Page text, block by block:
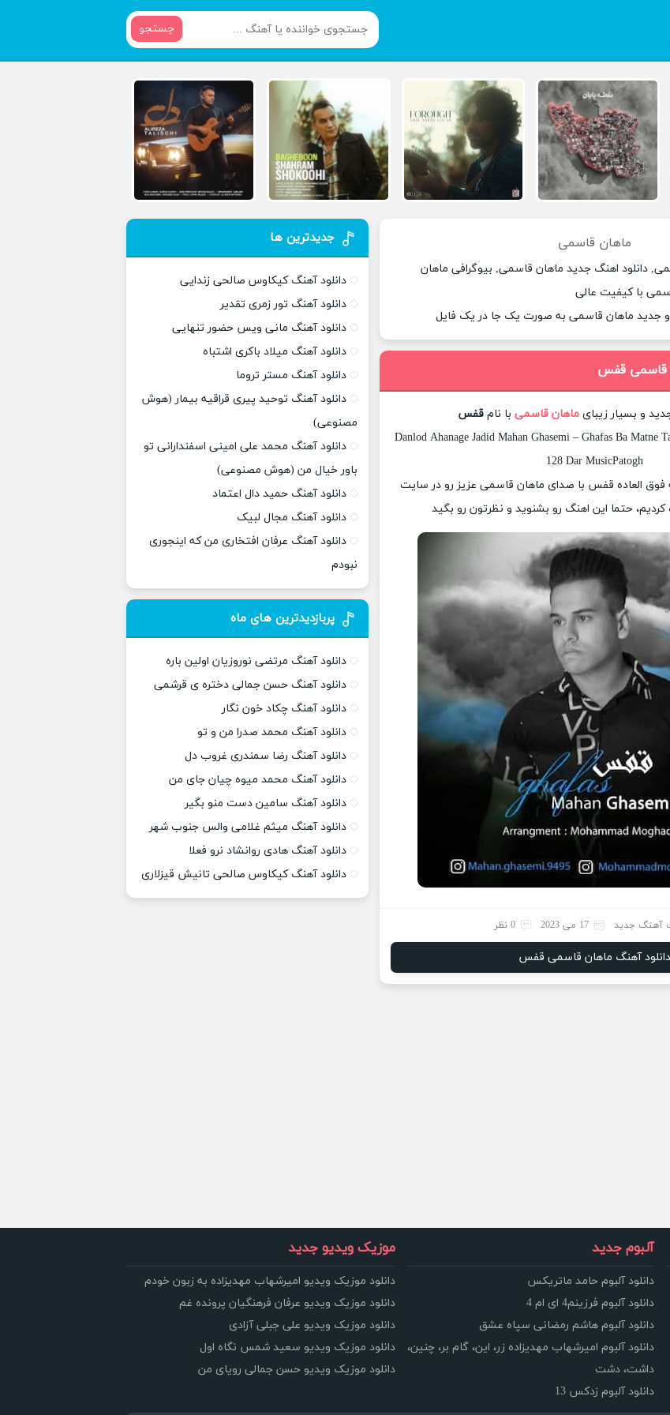
جستجو
ماهان قاسمی
دانلود اهنگ جدید ماهان قاسمی, بیوگرافی ماهان
با کیفیت عالی
و جدید ماهان قاسمی به صورت یک جا در یک فایل
قاسمی قفس
و بسیار زیبای ماهان قاسمیبا نام قفس
Danlod Ahanage Jadid Mahan Ghasemi – Ghafas Ba Matne
128 Dar MusicPatogh
فوق العاده قفس با صدای ماهان قاسمی عزیز رو در سایت
حتما این اهنگ رو بشنوید و نظرتون رو بگید
آهنگ جدید 17 می 2023 0 نظر
دانلود آهنگ ماهان قاسمی قفس
جدیدترین ها
دانلود آهنگ کیکاوس صالحی زندایی
دانلود آهنگ تور زمری تقدیر
دانلود آهنگ مانی ویس حضور تنهایی
دانلود آهنگ میلاد باکری اشتباه
دانلود آهنگ مستر تروما
دانلود آهنگ توحید پیری قراقیه بیمار (هوش
مصنوعی)
دانلود آهنگ محمد علی امینی اسفندارانی تو
باور خیال من (هوش مصنوعی)
دانلود آهنگ حمید دال اعتماد
دانلود آهنگ مجال لبیک
دانلود آهنگ عرفان افتخاری من که اینجوری
نبودم
پربازدیدترین های ماه
دانلود آهنگ مرتضی نوروزیان اولین باره
دانلود آهنگ حسن جمالی دختره ی قرشمی
دانلود آهنگ چکاد خون نگار
دانلود آهنگ محمد صدرا من و تو
دانلود آهنگ رضا سمندری غروب دل
دانلود آهنگ محمد میوه چیان جای من
دانلود آهنگ سامین دست منو بگیر
دانلود آهنگ میثم غلامی والس جنوب شهر
دانلود آهنگ هادی روانشاد نرو فعلا
دانلود آهنگ کیکاوس صالحی تانیش قیزلاری
آلبوم جدید
دانلود آلبوم حامد ماتریکس
دانلود آلبوم فرزینم4 ای ام 4
دانلود آلبوم هاشم رمضانی سپاه عشق
دانلود آلبوم امیرشهاب مهدیزاده زر، این، گام بر، چنین،
داشت، دشت
دانلود آلبوم زدکس 13
موزیک ویدیو جدید
دانلود موزیک ویدیو امیرشهاب مهدیزاده به زبون خودم
دانلود موزیک ویدیو عرفان فرهنگیان پرونده غم
دانلود موزیک ویدیو علی جبلی آزادی
دانلود موزیک ویدیو سعید شمس نگاه اول
دانلود موزیک ویدیو حسن جمالی رویای من